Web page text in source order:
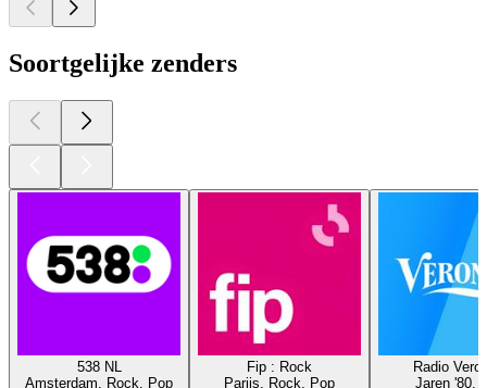
Soortgelijke zenders
538 NL
Amsterdam, Rock, Pop
Fip : Rock
Parijs, Rock, Pop
Radio
Jaren '80,